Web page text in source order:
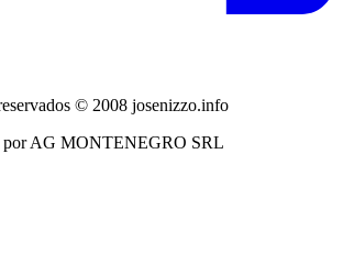
© 2008 josenizzo.info
por AG MONTENEGRO SRL